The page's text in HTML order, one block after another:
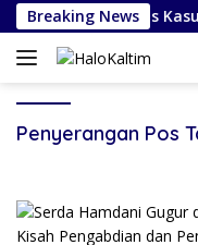
Langsung
ke
konten
Breaking News
Bebas Atas
Penyerangan Pos